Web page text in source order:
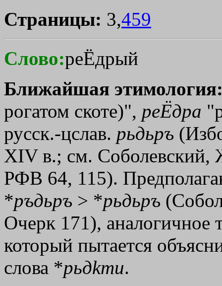
Страницы: 3,459
Слово:реЁдрый
Ближайшая
рогатом скоте)", реЁдра
русск.-цслав. рьдьръ
ХIV в.; см.
РФВ 64, 115).
*ръдьръ > *рьдьръ
Очерк 171), аналогичное
который пытается
слова *рьдkти.